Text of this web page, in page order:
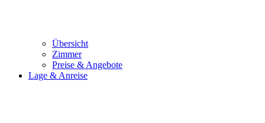
Übersicht
Zimmer
Preise & Angebote
Lage & Anreise